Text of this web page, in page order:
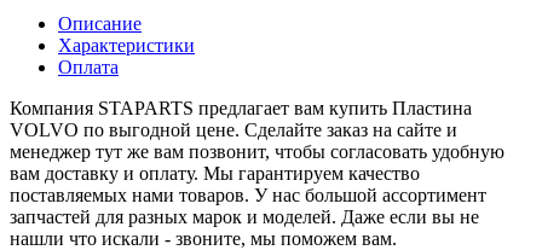
Описание
Характеристики
Оплата
Компания STAPARTS предлагает вам купить Пластина
VOLVO по выгодной цене. Сделайте заказ на сайте и
менеджер тут же вам позвонит, чтобы согласовать удобную
вам доставку и оплату. Мы гарантируем качество
поставляемых нами товаров. У нас большой ассортимент
запчастей для разных марок и моделей. Даже если вы не
нашли что искали - звоните, мы поможем вам.